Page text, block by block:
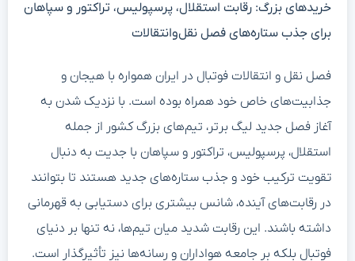
خریدهای بزرگ: رقابت استقلال، پرسپولیس، تراکتور و سپاهان
برای جذب ستاره‌های فصل نقل‌وانتقالات
فصل نقل و انتقالات فوتبال در ایران همواره با هیجان و
جذابیت‌های خاص خود همراه بوده است. با نزدیک شدن به
آغاز فصل جدید لیگ برتر، تیم‌های بزرگ کشور از جمله
استقلال، پرسپولیس، تراکتور و سپاهان با جدیت به دنبال
تقویت ترکیب خود و جذب ستاره‌های جدید هستند تا بتوانند
در رقابت‌های آینده، شانس بیشتری برای دستیابی به قهرمانی
داشته باشند. این رقابت شدید میان تیم‌ها، نه تنها بر دنیای
فوتبال بلکه بر جامعه هواداران و رسانه‌ها نیز تأثیرگذار است.